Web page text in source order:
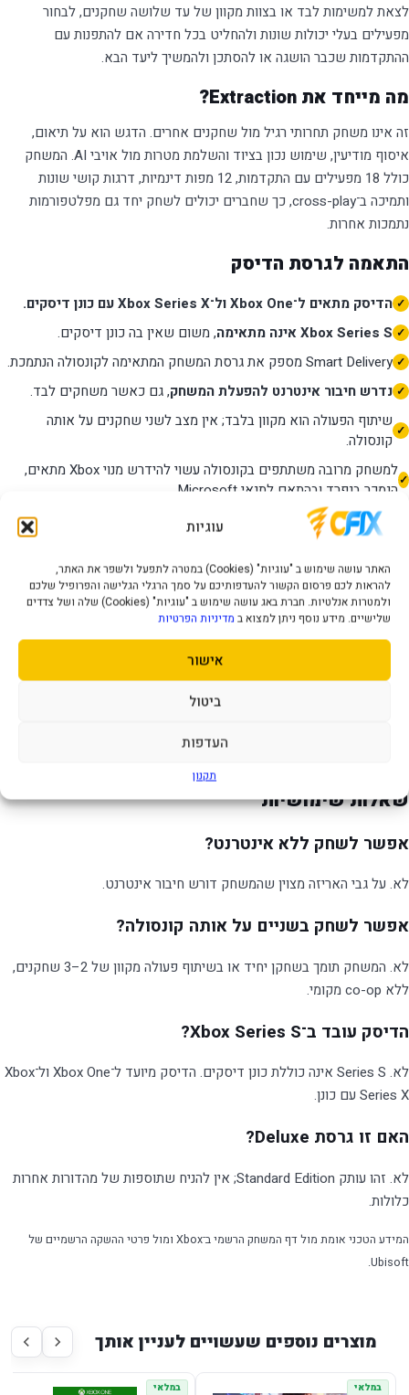
עוגיות
האתר עושה שימוש ב "עוגיות" (Cookies) במטרה לתפעל ולשפר את האתר,
להראות לכם פרסום הקשור להעדפותיכם על סמך הרגלי הגלישה והפרופיל שלכם
ולמטרות אנלטיות. חברת באג עושה שימוש ב "עוגיות" (Cookies) שלה ושל צדדים
שלישיים. מידע נוסף ניתן למצוא ב מדיניות הפרטיות
אישור
ביטול
העדפות
תקנון
לצאת למשימות לבד או בצוות מקוון של עד שלושה שחקנים, לבחור
מפעילים בעלי יכולות שונות ולהחליט בכל חדירה אם להתפנות עם
ההתקדמות שכבר הושגה או להסתכן ולהמשיך ליעד הבא.
מה מייחד את Extraction?
זה אינו משחק תחרותי רגיל מול שחקנים אחרים. הדגש הוא על תיאום,
איסוף מודיעין, שימוש נכון בציוד והשלמת מטרות מול אויבי AI. המשחק
כולל 18 מפעילים עם התקדמות, 12 מפות דינמיות, דרגות קושי שונות
ותמיכה ב־cross-play, כך שחברים יכולים לשחק יחד גם מפלטפורמות
נתמכות אחרות.
התאמה לגרסת הדיסק
הדיסק מתאים ל־Xbox One ול־Xbox Series X עם כונן דיסקים.
Xbox Series S אינה מתאימה
, משום שאין בה כונן דיסקים.
Smart Delivery מספק את גרסת המשחק המתאימה לקונסולה הנתמכת.
נדרש חיבור אינטרנט להפעלת המשחק, גם כאשר משחקים לבד.
שיתוף הפעולה הוא מקוון בלבד; אין מצב לשני שחקנים על אותה
קונסולה.
למשחק מרובה משתתפים בקונסולה עשוי להידרש מנוי Xbox מתאים,
הנמכר בנפרד ובהתאם לתנאי Microsoft.
למי הוא מתאים?
לקרב, ולשחקני Rainbow Six Siege שרוצים להכיר את המפעילים במסגרת
PvE. אפשר לשחק לבד, אך המבנה והיכולות של המפעילים מתאימים
במיוחד לצוות שמתקשר ומתכנן מראש.
זהו עותק פיזי של Standard Edition. יש לוודא שיש בקונסולה כונן דיסקים
הטבות תלויה בעותק, באזור ובתוקף שנקבע בידי המפיצה, ולכן אינה מובטחת
שאלות שימושיות
אפשר לשחק ללא אינטרנט?
לא. על גבי האריזה מצוין שהמשחק דורש חיבור אינטרנט.
אפשר לשחק בשניים על אותה קונסולה?
לא. המשחק תומך בשחקן יחיד או בשיתוף פעולה מקוון של 2–3 שחקנים,
ללא co-op מקומי.
הדיסק עובד ב־Xbox Series S?
לא. Series S אינה כוללת כונן דיסקים. הדיסק מיועד ל־Xbox One ול־Xbox
Series X עם כונן.
האם זו גרסת Deluxe?
לא. זהו עותק Standard Edition; אין להניח שתוספות של מהדורות אחרות
כלולות.
המידע הטכני אומת מולדף המשחק הרשמי ב־Xbox
ומול פרטי ההשקה הרשמיים של
Ubisoft.
מוצרים נוספים שעשויים לעניין אותך
במלאי במלאי